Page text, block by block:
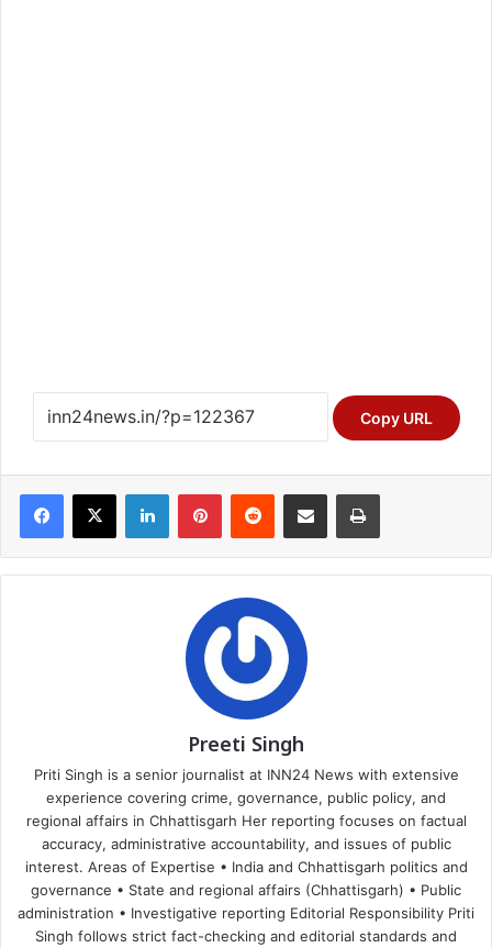
Copy URL
Facebook
X LinkedInPinterestReddit Share via Email Print
Preeti Singh
Priti Singh is a senior journalist at INN24 News with extensive
experience covering crime, governance, public policy, and
regional affairs in Chhattisgarh Her reporting focuses on factual
accuracy, administrative accountability, and issues of public
interest. Areas of Expertise • India and Chhattisgarh politics and
governance • State and regional affairs (Chhattisgarh) • Public
administration • Investigative reporting Editorial Responsibility Priti
Singh follows strict fact-checking and editorial standards and